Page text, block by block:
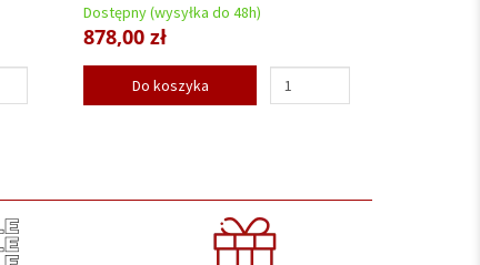
Dostępny (wysyłka do 48h)
878,00 zł
Do koszyka